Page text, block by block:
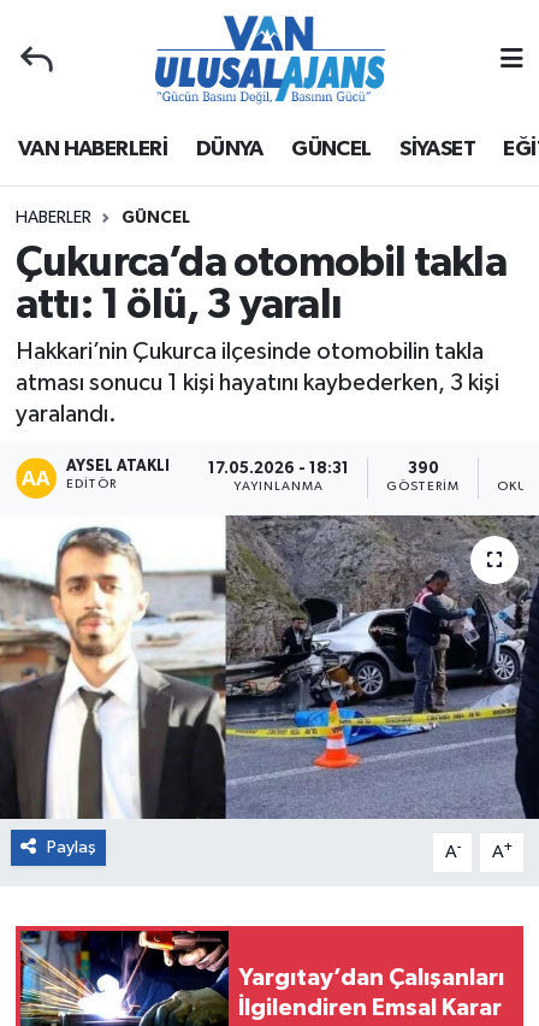
VAN HABERLERİ DÜNYA GÜNCEL SİYASET
HABERLER GÜNCEL
Çukurca’da otomobil takla
attı: 1 ölü, 3 yaralı
Hakkari’nin Çukurca ilçesinde otomobilin takla
atması sonucu 1 kişi hayatını kaybederken, 3 kişi
yaralandı.
AYSEL ATAKLI
EDITÖR
17.05.2026 - 18:31
YAYINLANMA
390
GÖSTERIM
Paylaş A- A+
Yargıtay’dan Çalışanları
İlgilendiren Emsal Karar
Van Nöbetçi Eczaneler
Van Hava Durumu
Van Namaz Vakitleri
Van Trafik Yoğunluk Haritası
Tüm Manşetler
Son Dakika Haberleri